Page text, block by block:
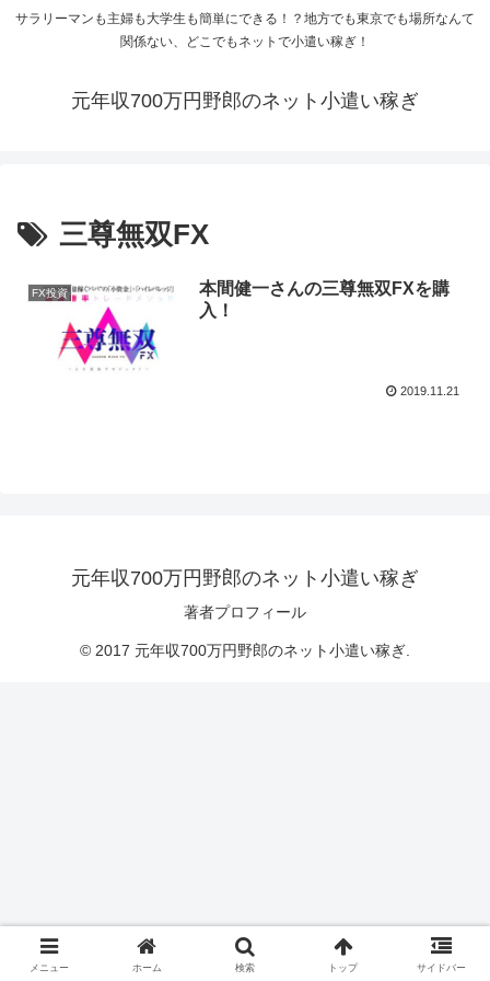
サラリーマンも主婦も大学生も簡単にできる！？地方でも東京でも場所なんて
関係ない、どこでもネットで小遣い稼ぎ！
元年収700万円野郎のネット小遣い稼ぎ
三尊無双FX
FX投資
本間健一さんの三尊無双FXを購
入！
2019.11.21
元年収700万円野郎のネット小遣い稼ぎ
著者プロフィール
© 2017 元年収700万円野郎のネット小遣い稼ぎ.
メニュー ホーム 検索 トップ サイドバー